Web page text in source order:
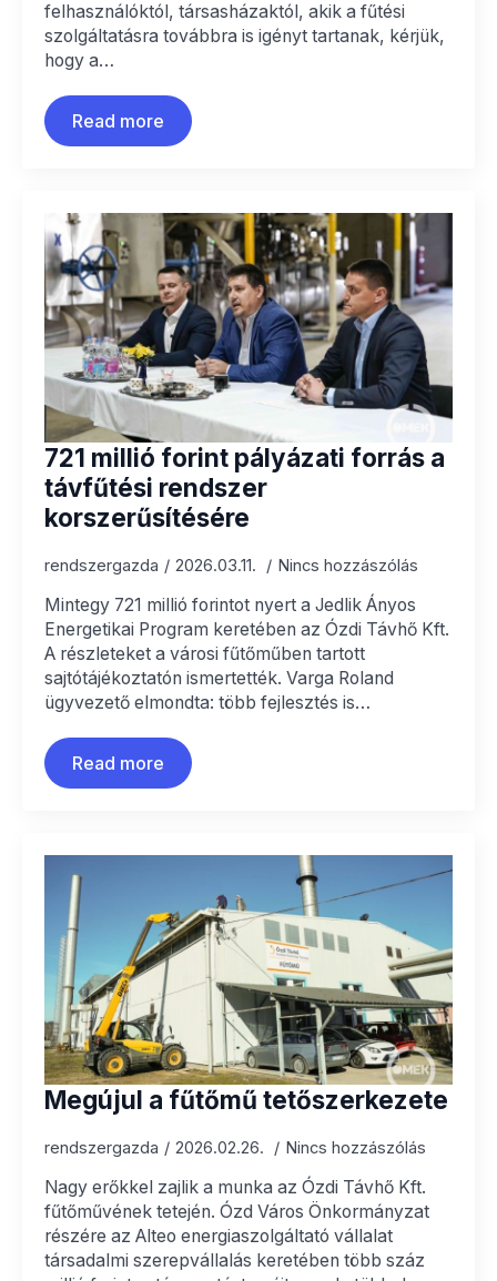
felhasználóktól, társasházaktól, akik a fűtési
szolgáltatásra továbbra is igényt tartanak, kérjük,
hogy a…
Read more
721 millió forint pályázati forrás a
távfűtési rendszer
korszerűsítésére
rendszergazda 2026.03.11. Nincs hozzászólás
Mintegy 721 millió forintot nyert a Jedlik Ányos
Energetikai Program keretében az Ózdi Távhő Kft.
A részleteket a városi fűtőműben tartott
sajtótájékoztatón ismertették. Varga Roland
ügyvezető elmondta: több fejlesztés is…
Read more
Megújul a fűtőmű tetőszerkezete
rendszergazda 2026.02.26. Nincs hozzászólás
Nagy erőkkel zajlik a munka az Ózdi Távhő Kft.
fűtőművének tetején. Ózd Város Önkormányzat
részére az Alteo energiaszolgáltató vállalat
társadalmi szerepvállalás keretében több száz